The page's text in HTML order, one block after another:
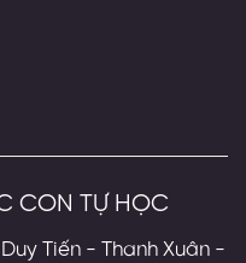
CON TỰ HỌC
Tiến - Thanh Xuân -